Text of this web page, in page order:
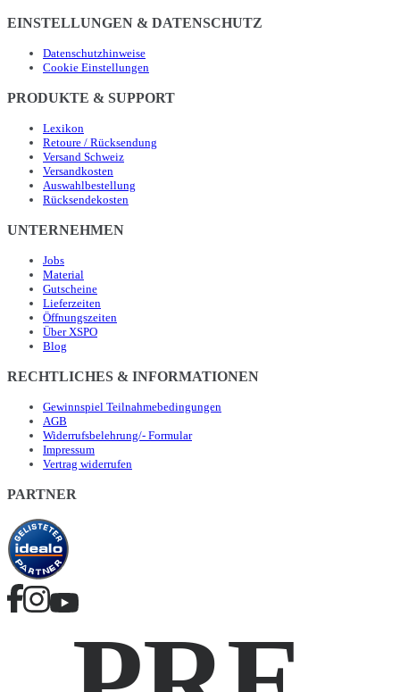
EINSTELLUNGEN & DATENSCHUTZ
Datenschutzhinweise
Cookie Einstellungen
PRODUKTE & SUPPORT
Lexikon
Retoure / Rücksendung
Versand Schweiz
Versandkosten
Auswahlbestellung
Rücksendekosten
UNTERNEHMEN
Jobs
Material
Gutscheine
Lieferzeiten
Öffnungszeiten
Über XSPO
Blog
RECHTLICHES & INFORMATIONEN
Gewinnspiel Teilnahmebedingungen
AGB
Widerrufsbelehrung/- Formular
Impressum
Vertrag widerrufen
PARTNER